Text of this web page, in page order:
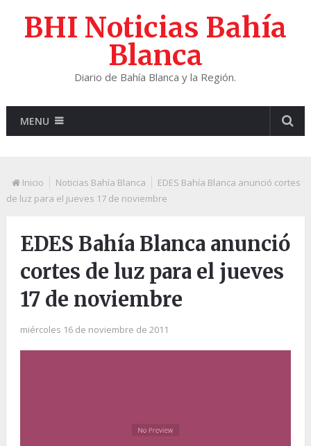
BHI Noticias Bahía
Blanca
Diario de Bahía Blanca y la Región.
MENU
Inicio Noticias Bahía Blanca
EDES Bahía Blanca anunció cortes
de luz para el jueves 17 de noviembre
EDES Bahía Blanca anunció
cortes de luz para el jueves
17 de noviembre
miércoles 16 de noviembre de 2011